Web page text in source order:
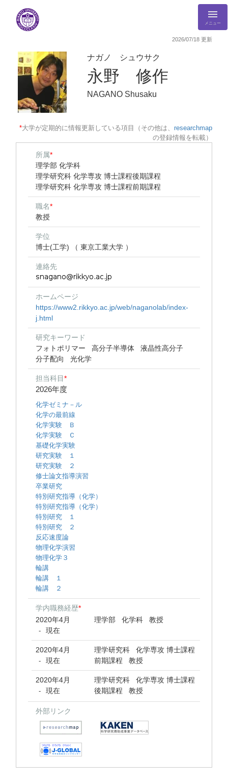
メニュー
2026/07/18 更新
ナガノ シュウサク
永野 修作
NAGANO Shusaku
*大学が定期的に情報更新している項目（その他は、 researchmap
の登録情報を転載）
所属*
理学部 化学科
理学研究科 化学専攻 博士課程後期課程
理学研究科 化学専攻 博士課程前期課程
職名*
教授
学位
博士(工学) （ 東京工業大学 ）
連絡先
ホームページ
https://www2.rikkyo.ac.jp/web/naganolab/index-
j.html
研究キーワード
フォトポリマー
高分子半導体
液晶性高分子
分子配向
光化学
担当科目*
2026年度
化学ゼミナ－ル
化学の最前線
化学実験 Ｂ
化学実験 Ｃ
基礎化学実験
研究実験 １
研究実験 ２
修士論文指導演習
卒業研究
特別研究指導（化学）
特別研究指導（化学）
特別研究 １
特別研究 ２
反応速度論
物理化学演習
物理化学３
輪講
輪講 １
輪講 ２
学内職務経歴*
2020年4月
- 現在
理学部 化学科 教授
2020年4月
- 現在
理学研究科 化学専攻 博士課程
前期課程 教授
2020年4月
- 現在
理学研究科 化学専攻 博士課程
後期課程 教授
外部リンク